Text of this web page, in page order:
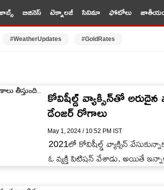
బిజినెస్ టెక్నాలజీ సినిమా ఫోటోలు
#WeatherUpdates #GoldRates
కోవిషీల్డ్‌ వ్యాక్సిన్‌తో
డేంజర్ రోగాలు
May 1, 2024 / 10:52 PM IST
2021లో కోవిషీల్డ్‌ వ్యాక్సిన్
ఓ వ్యక్తి పిటిషన్ వేశాడు. అయితే